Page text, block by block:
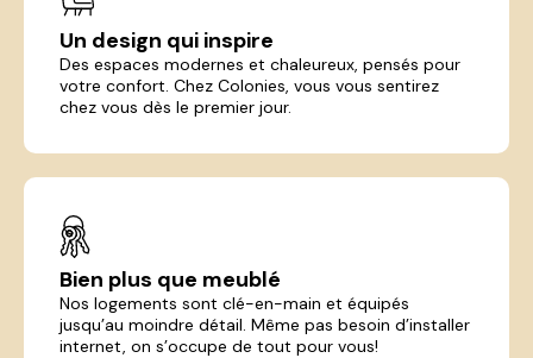
Un design qui inspire
Des espaces modernes et chaleureux, pensés pour
votre confort. Chez Colonies, vous vous sentirez
chez vous dès le premier jour.
Bien plus que meublé
Nos logements sont clé-en-main et équipés
jusqu’au moindre détail. Même pas besoin d’installer
internet, on s’occupe de tout pour vous!